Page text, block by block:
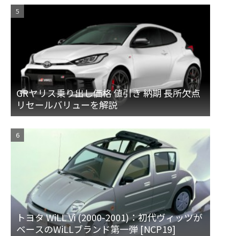
GRヤリス乗り出し価格 値引き 納期 長所欠点
リセールバリューを解説
トヨタ WiLL Vi (2000-2001)：初代ヴィッツが
ベースのWiLLブランド第一弾 [NCP19]